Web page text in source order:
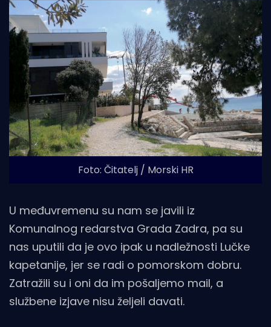
Foto: Čitatelj / Morski HR
U međuvremenu su nam se javili iz
Komunalnog redarstva Grada Zadra, pa su
nas uputili da je ovo ipak u nadležnosti Lučke
kapetanije, jer se radi o pomorskom dobru.
Zatražili su i oni da im pošaljemo mail, a
službene izjave nisu željeli davati.